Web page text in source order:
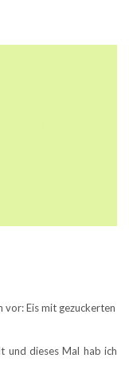
vor: Eis mit gezuckerten
und dieses Mal hab ich